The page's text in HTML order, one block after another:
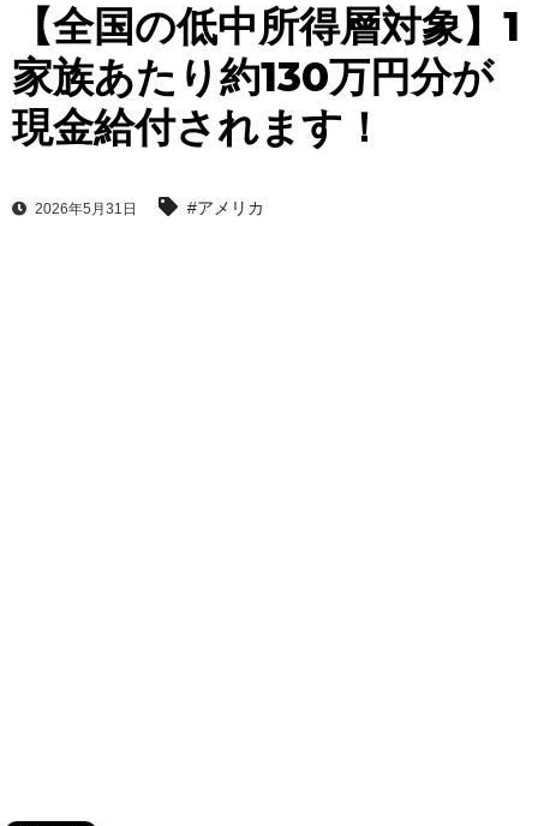
【全国の低中所得層対象】1
家族あたり約130万円分が
現金給付されます！
2026年5月31日 #アメリカ